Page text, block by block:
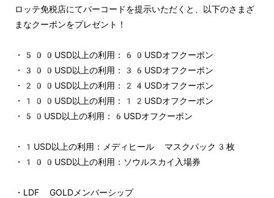
ロッテ免税店にてバーコードを提示いただくと、以下のさまざ
まなクーポンをプレゼント！
・500USD以上の利用：60USDオフクーポン
・300USD以上の利用：36USDオフクーポン
・200USD以上の利用：24USDオフクーポン
・100USD以上の利用：12USDオフクーポン
・50USD以上の利用：6USDオフクーポン
・1USD以上の利用：メディヒール マスクパック3枚
・100USD以上の利用：ソウルスカイ入場券
・LDF GOLDメンバーシップ